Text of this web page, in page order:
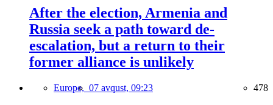
After the election, Armenia and
Russia seek a path toward de-
escalation, but a return to their
former alliance is unlikely
Europe, 07 avqust, 09:23 478